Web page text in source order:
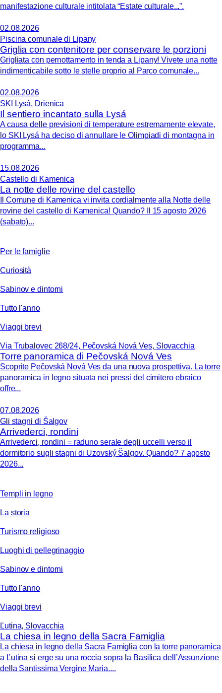
manifestazione culturale intitolata “Estate culturale...”.
02.08.2026
Piscina comunale di Lipany
Griglia con contenitore per conservare le porzioni
Grigliata con pernottamento in tenda a Lipany! Vivete una notte
indimenticabile sotto le stelle proprio al Parco comunale...
02.08.2026
SKI Lysá, Drienica
Il sentiero incantato sulla Lysá
A causa delle previsioni di temperature estremamente elevate,
lo SKI Lysá ha deciso di annullare le Olimpiadi di montagna in
programma...
15.08.2026
Castello di Kamenica
La notte delle rovine del castello
Il Comune di Kamenica vi invita cordialmente alla Notte delle
rovine del castello di Kamenica! Quando? Il 15 agosto 2026
(sabato)...
Per le famiglie
Curiosità
Sabinov e dintorni
Tutto l'anno
Viaggi brevi
Via Trubalovec 268/24, Pečovská Nová Ves, Slovacchia
Torre panoramica di Pečovská Nová Ves
Scoprite Pečovská Nová Ves da una nuova prospettiva. La torre
panoramica in legno situata nei pressi del cimitero ebraico
offre...
07.08.2026
Gli stagni di Šalgov
Arrivederci, rondini
Arrivederci, rondini = raduno serale degli uccelli verso il
dormitorio sugli stagni di Uzovský Šalgov. Quando? 7 agosto
2026...
Templi in legno
La storia
Turismo religioso
Luoghi di pellegrinaggio
Sabinov e dintorni
Tutto l'anno
Viaggi brevi
Ľutina, Slovacchia
La chiesa in legno della Sacra Famiglia
La chiesa in legno della Sacra Famiglia con la torre panoramica
a Ľutina si erge su una roccia sopra la Basilica dell’Assunzione
della Santissima Vergine Maria....